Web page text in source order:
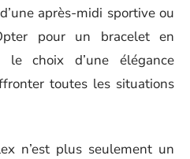
après-midi sportive ou
pour un bracelet en
le choix d’une élégance
toutes les situations
n’est plus seulement un